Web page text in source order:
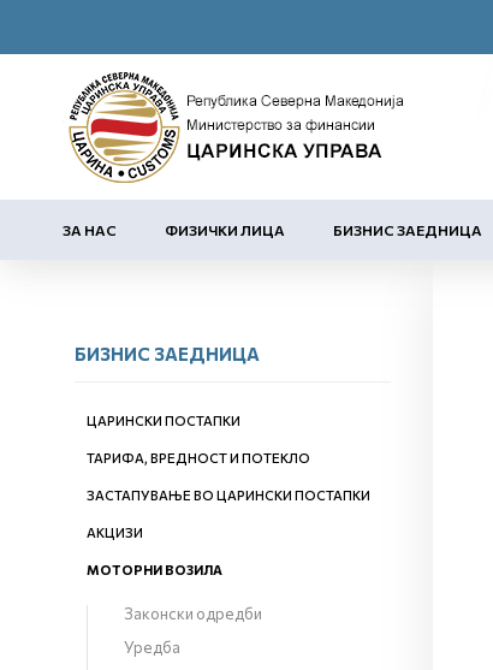
ЗА НАС ФИЗИЧКИ ЛИЦА БИЗНИС ЗАЕДНИЦА
БИЗНИС ЗАЕДНИЦА
ЦАРИНСКИ ПОСТАПКИ
ТАРИФА, ВРЕДНОСТ И ПОТЕКЛО
ЗАСТАПУВАЊЕ ВО ЦАРИНСКИ ПОСТАПКИ
АКЦИЗИ
МОТОРНИ ВОЗИЛА
Законски одредби
Уредба